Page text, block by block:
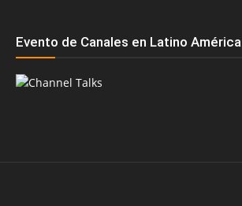
Evento de Canales en Latino América